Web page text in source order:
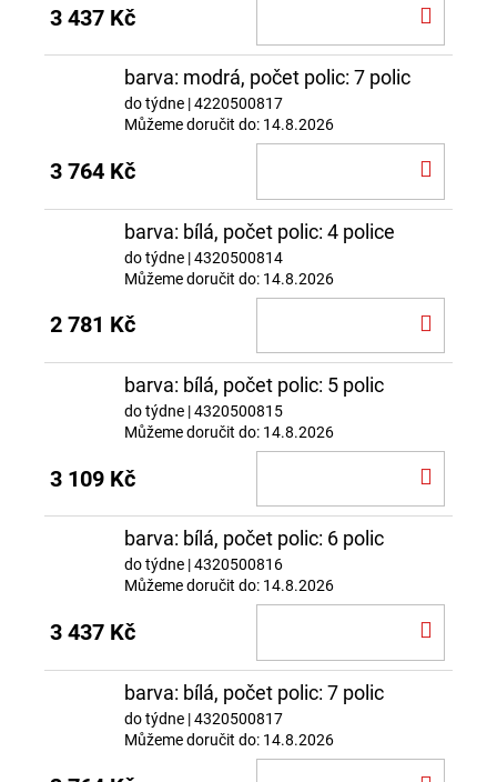
3 437 Kč
barva: modrá, počet polic: 7 polic
do týdne | 4220500817
Můžeme doručit do: 14.8.2026
3 764 Kč
barva: bílá, počet polic: 4 police
do týdne | 4320500814
Můžeme doručit do: 14.8.2026
2 781 Kč
barva: bílá, počet polic: 5 polic
do týdne | 4320500815
Můžeme doručit do: 14.8.2026
3 109 Kč
barva: bílá, počet polic: 6 polic
do týdne | 4320500816
Můžeme doručit do: 14.8.2026
3 437 Kč
barva: bílá, počet polic: 7 polic
do týdne | 4320500817
Můžeme doručit do: 14.8.2026